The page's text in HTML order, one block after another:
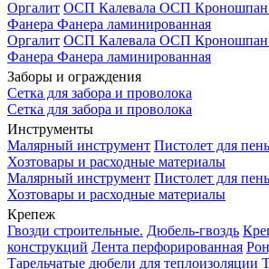
Оргалит ОСП Калевала ОСП Кроношпан
Фанера Фанера ламинированная
Оргалит ОСП Калевала ОСП Кроношпан
Фанера Фанера ламинированная
Заборы и ограждения
Сетка для забора и проволока
Сетка для забора и проволока
Инструменты
Малярный инструмент Пистолет для
Хозтовары и расходные материалы
Малярный инструмент Пистолет для
Хозтовары и расходные материалы
Крепеж
Гвозди строительные. Дюбель-гвоздь
конструкций Лента перфорированная
Тарельчатые дюбели для теплоизоляции